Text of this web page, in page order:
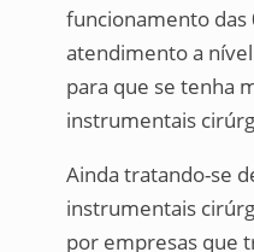
funcionamento das
atendimento a
para que se tenha
instrumentais
Ainda tratando-se
instrumentais
por empresas que